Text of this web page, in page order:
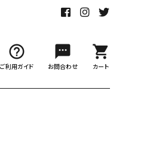
help_outline
ご利用ガイド
sms
お問合わせ
shopping_cart
カート